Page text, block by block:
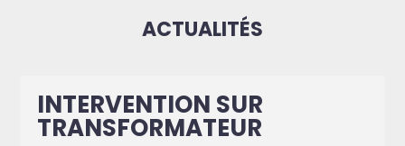
ACTUALITÉS
INTERVENTION SUR
TRANSFORMATEUR